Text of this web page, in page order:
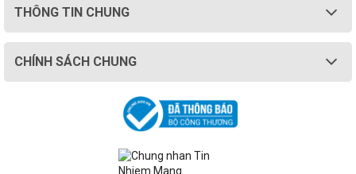
THÔNG TIN CHUNG
CHÍNH SÁCH CHUNG